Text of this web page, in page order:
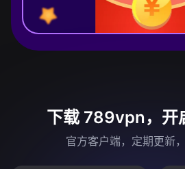
下载 789vpn，开
官方客户端，定期更新